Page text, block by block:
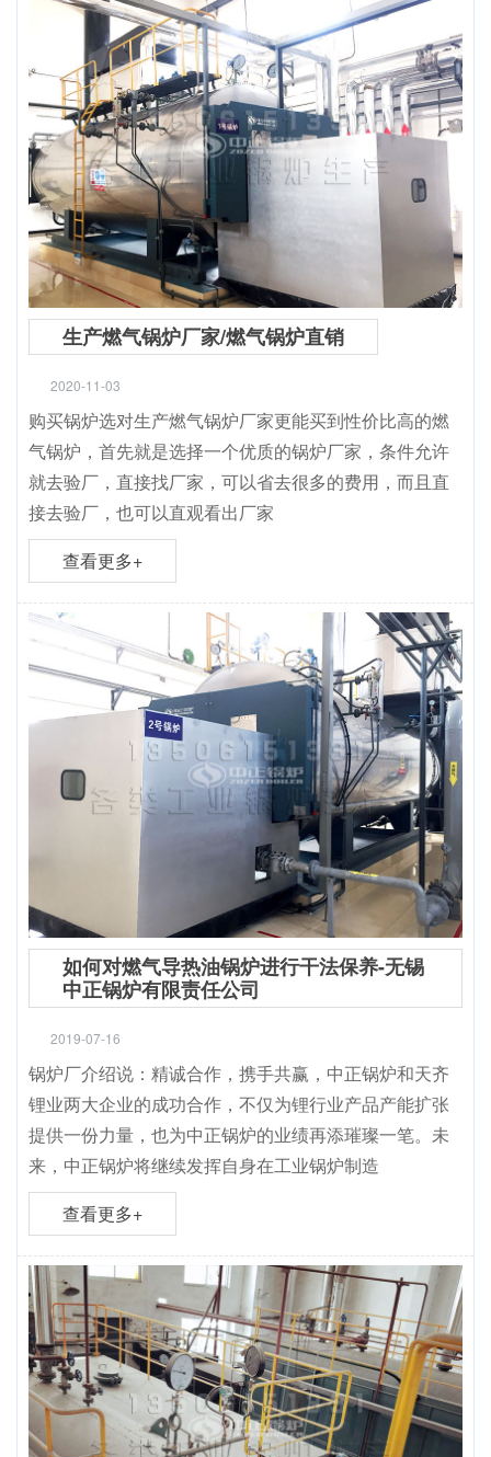
生产燃气锅炉厂家/燃气锅炉直销
2020-11-03
购买锅炉选对生产燃气锅炉厂家更能买到性价比高的燃
气锅炉，首先就是选择一个优质的锅炉厂家，条件允许
就去验厂，直接找厂家，可以省去很多的费用，而且直
接去验厂，也可以直观看出厂家
查看更多+
如何对燃气导热油锅炉进行干法保养-无锡
中正锅炉有限责任公司
2019-07-16
锅炉厂介绍说：精诚合作，携手共赢，中正锅炉和天齐
锂业两大企业的成功合作，不仅为锂行业产品产能扩张
提供一份力量，也为中正锅炉的业绩再添璀璨一笔。未
来，中正锅炉将继续发挥自身在工业锅炉制造
查看更多+